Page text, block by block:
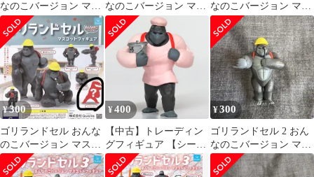
なのこバージョン マス
コットフィギュア 【人
気の2種セット】 Qualia
動物グッズ 応援団長ゴ
リラ タンバリンとゴリ
ラ ランドセル ガチャガ
チャ カプセルトイ 即納
在庫品 送料無料 追跡あ
り
なのこバージョン マス
コットフィギュア 【ノ
ーマル5種セット】
Qualia 動物グッズ ラン
ドセル 模型 ガチャガチ
ャ カプセルトイ 即納
在庫品 送料無料 追跡あ
り (シークレット登校
するゴリラ、激レアア
ルビノは含みません)
なのこバージョン マス
コットフィギュア【シ
ークレット】
¥300
ゴリランドセル おんな
のこバージョン マスコ
ットフィギュア シーク
レット
¥400
【中古】トレーディン
グフィギュア 【シーク
レット】 「ゴリランド
セル おんなのこバージ
¥300
ゴリランドセル 2 おん
なのこバージョン マス
コット フィギュア 視力
検査ゴリラ